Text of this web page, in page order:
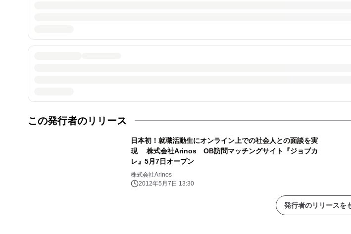
この発行者のリリース
日本初！就職活動生にオンライン上での社会人との面談を実
現 株式会社Arinos OB訪問マッチングサイト『ジョブカ
レ』5月7日オープン
株式会社Arinos
2012年5月7日 13:30
発行者のリリースを